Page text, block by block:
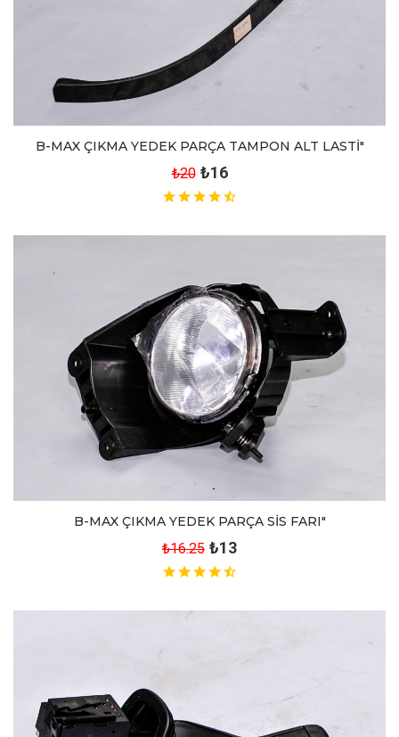
B-MAX ÇIKMA YEDEK PARÇA TAMPON ALT LASTİ"
₺20 ₺16
B-MAX ÇIKMA YEDEK PARÇA SİS FARI"
₺16.25 ₺13